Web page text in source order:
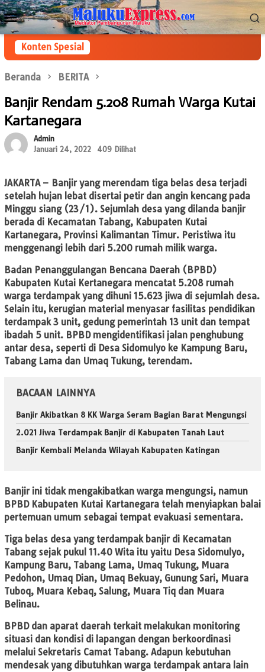
Loncat
ke
konten
Menu
Mobile
Konten Spesial
Beranda BERITA
Banjir Rendam 5.208 Rumah Warga Kutai
Kartanegara
Admin
Januari 24, 2022
409 Dilihat
JAKARTA– Banjir yang merendam tiga belas desa terjadi
setelah hujan lebat disertai petir dan angin kencang pada
Minggu siang (23/1). Sejumlah desa yang dilanda banjir
berada di Kecamatan Tabang, Kabupaten Kutai
Kartanegara, Provinsi Kalimantan Timur. Peristiwa itu
menggenangi lebih dari 5.200 rumah milik warga.
Badan Penanggulangan Bencana Daerah (BPBD)
Kabupaten Kutai Kertanegara mencatat 5.208 rumah
warga terdampak yang dihuni 15.623 jiwa di sejumlah desa.
Selain itu, kerugian material menyasar fasilitas pendidikan
terdampak 3 unit, gedung pemerintah 13 unit dan tempat
ibadah 5 unit. BPBD mengidentifikasi jalan penghubung
antar desa, seperti di Desa Sidomulyo ke Kampung Baru,
Tabang Lama dan Umaq Tukung, terendam.
BACAAN LAINNYA
Banjir Akibatkan 8 KK Warga Seram Bagian Barat Mengungsi
2.021 Jiwa Terdampak Banjir di Kabupaten Tanah Laut
Banjir Kembali Melanda Wilayah Kabupaten Katingan
Banjir ini tidak mengakibatkan warga mengungsi, namun
BPBD Kabupaten Kutai Kartanegara telah menyiapkan balai
pertemuan umum sebagai tempat evakuasi sementara.
Tiga belas desa yang terdampak banjir di Kecamatan
Tabang sejak pukul 11.40 Wita itu yaitu Desa Sidomulyo,
Kampung Baru, Tabang Lama, Umaq Tukung, Muara
Pedohon, Umaq Dian, Umaq Bekuay, Gunung Sari, Muara
Tuboq, Muara Kebaq, Salung, Muara Tiq dan Muara
Belinau.
BPBD dan aparat daerah terkait melakukan monitoring
situasi dan kondisi di lapangan dengan berkoordinasi
melalui Sekretaris Camat Tabang. Adapun kebutuhan
mendesak yang dibutuhkan warga terdampak antara lain